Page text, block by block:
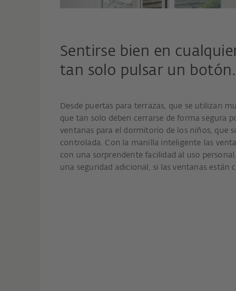
Sentirse bien en
tan solo pulsar un botón.
Desde puertas para terrazas, que se utilizan
que tan solo deben cerrarse de forma segura
ventanas para el dormitorio de los niños, que
controlada. Con la manilla inteligente las
con una sorprendente facilidad al uso
una seguridad adicional, si las ventanas están